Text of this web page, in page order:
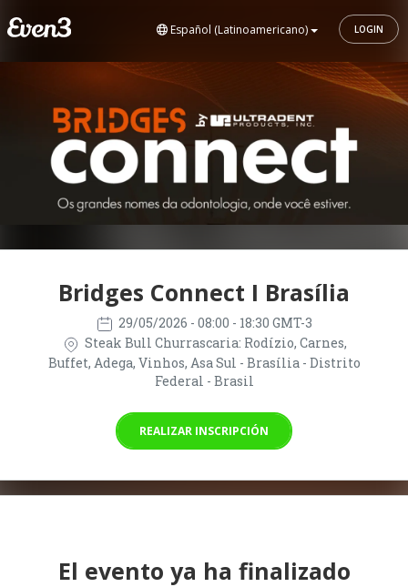
Español (Latinoamericano) LOGIN
Bridges Connect I Brasília
29/05/2026 - 08:00 - 18:30 GMT-3
Steak Bull Churrascaria: Rodízio, Carnes,
Buffet, Adega, Vinhos, Asa Sul - Brasília - Distrito
Federal - Brasil
REALIZAR INSCRIPCIÓN
El evento ya ha finalizado